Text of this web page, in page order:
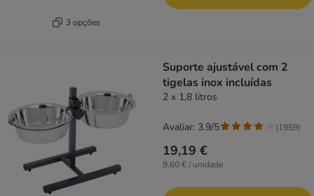
3 opções
Suporte ajustável com 2
tigelas inox incluídas
2 x 1,8 litros
19,19 €
9,60 € / unidade
Avaliar: 3.9/5 (1959)